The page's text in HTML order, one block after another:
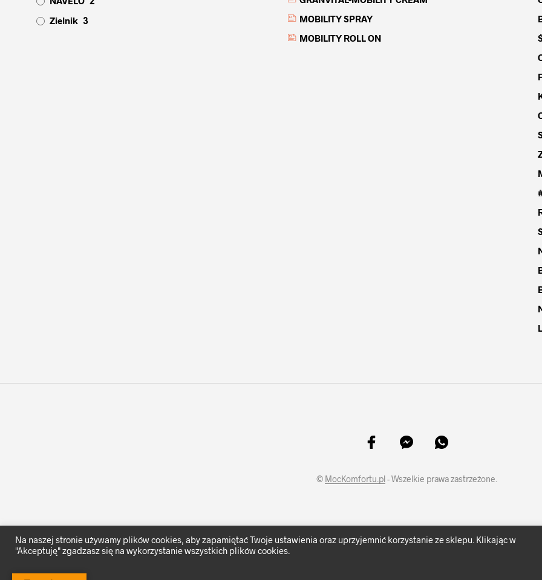
Zielnik 3
MOBILITY SPRAY
MOBILITY ROLL ON
© MocKomfortu.pl- Wszelkie prawa zastrzeżone.
Na naszej stronie używamy plików cookies, aby zapamiętać Twoje ustawienia oraz uprzyjemnić korzystanie ze sklepu. Klikając w
"Akceptuję" zgadzasz się na wykorzystanie wszystkich plików cookies.